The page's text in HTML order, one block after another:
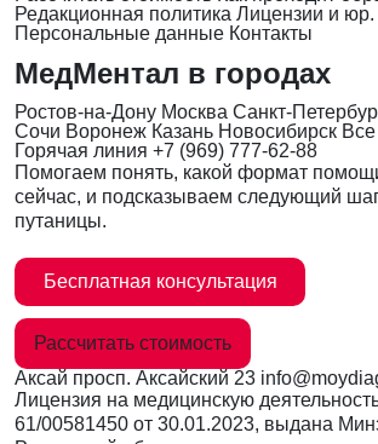
Редакционная политика Лицензии и
Персональные данные Контакты
МедМентал в городах
Ростов-на-Дону Москва Санкт-
Сочи Воронеж Казань Новосибирск
Горячая линия +7 (969) 777-62-88
Помогаем понять, какой формат
сейчас, и подсказываем следующий
путаницы.
Бесплатная консультация
Рассчитать стоимость
Аксай просп. Аксайский 23
Лицензия на медицинскую
61/00581450 от 30.01.2023, выдана